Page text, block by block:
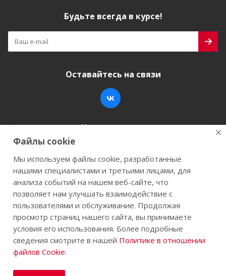
Будьте всегда в курсе!
Оставайтесь на связи
Наши контакты
+7 (846) 200-05-15
г. Самара, ул. Заводское шоссе, 17
2026 © Строй-К.рф. Сайт не является публичной
офертой.
Файлы cookie
Мы используем файлы cookie, разработанные
нашими специалистами и третьими лицами, для
анализа событий на нашем веб-сайте, что
позволяет нам улучшать взаимодействие с
пользователями и обслуживание. Продолжая
просмотр страниц нашего сайта, вы принимаете
условия его использования. Более подробные
сведения смотрите в нашей Политике в отношении
файлов Cookie.